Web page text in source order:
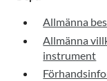
Allmänna
Allmänna
instrument